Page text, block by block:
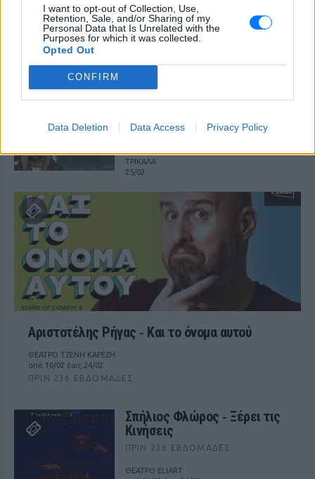
I want to opt-out of Collection, Use,
Retention, Sale, and/or Sharing of my
Personal Data that Is Unrelated with the
Purposes for which it was collected.
Opted Out
CONFIRM
Data Deletion Data Access Privacy Policy
Δανεικά
ΠΡΙΝ 235 ΕΒΔΟΜΆΔΕΣ
1821‑2021 Διακόσια Χρόνια
Ζαραλίκος
ΤΡΙΚΑΛΑ
25/02
Αριστοτέλης Ρήγας ‑ Kαι το όνομα αυτού
ΘΕΑΤΡΟ ΤΖΕΝΗ ΚΑΡΕΖΗ
από 10/02 έως 24/02
ΠΡΙΝ 236 ΕΒΔΟΜΆΔΕΣ
Σπήλιος Φλώρος ‑ Ξέρει τις
Κινήσεις
ΠΡΙΝ 236 ΕΒΔΟΜΆΔΕΣ
ΘΕΑΤΡΟ ELIART